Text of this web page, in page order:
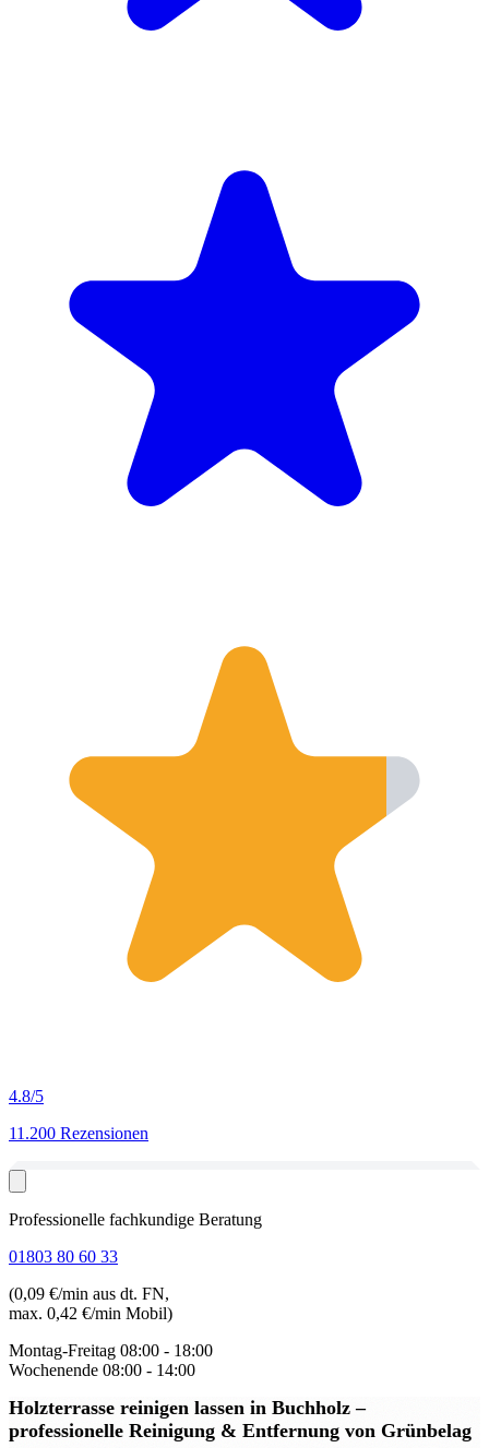
4.8/5
11.200 Rezensionen
Professionelle fachkundige Beratung
01803 80 60 33
(0,09 €/min aus dt. FN,
max. 0,42 €/min Mobil)
Montag-Freitag 08:00 - 18:00
Wochenende 08:00 - 14:00
Holzterrasse reinigen lassen in Buchholz–
professionelle Reinigung & Entfernung von Grünbelag